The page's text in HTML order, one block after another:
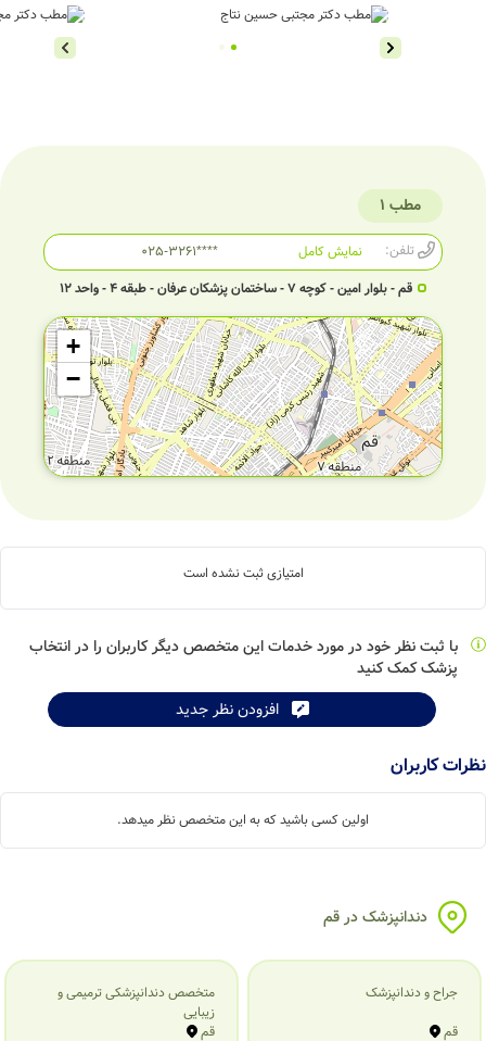
مطب 1
تلفن: ۰۲۵-۳۲۶۱****
نمایش کامل
قم - بلوار امین - کوچه ۷ - ساختمان پزشکان عرفان - طبقه ۴ - واحد ۱۲
+
−
امتیازی ثبت نشده است
با ثبت نظر خود در مورد خدمات این متخصص دیگر کاربران را در انتخاب
پزشک کمک کنید
افزودن نظر جدید
کاربران
اولین کسی باشید که به این متخصص نظر میدهد.
دندانپزشک در قم
جراح و دندانپزشک
متخصص دندانپزشکی ترمیمی و
زیبایی